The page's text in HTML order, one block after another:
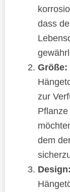
dass
Größe:
zur
dem
Design: